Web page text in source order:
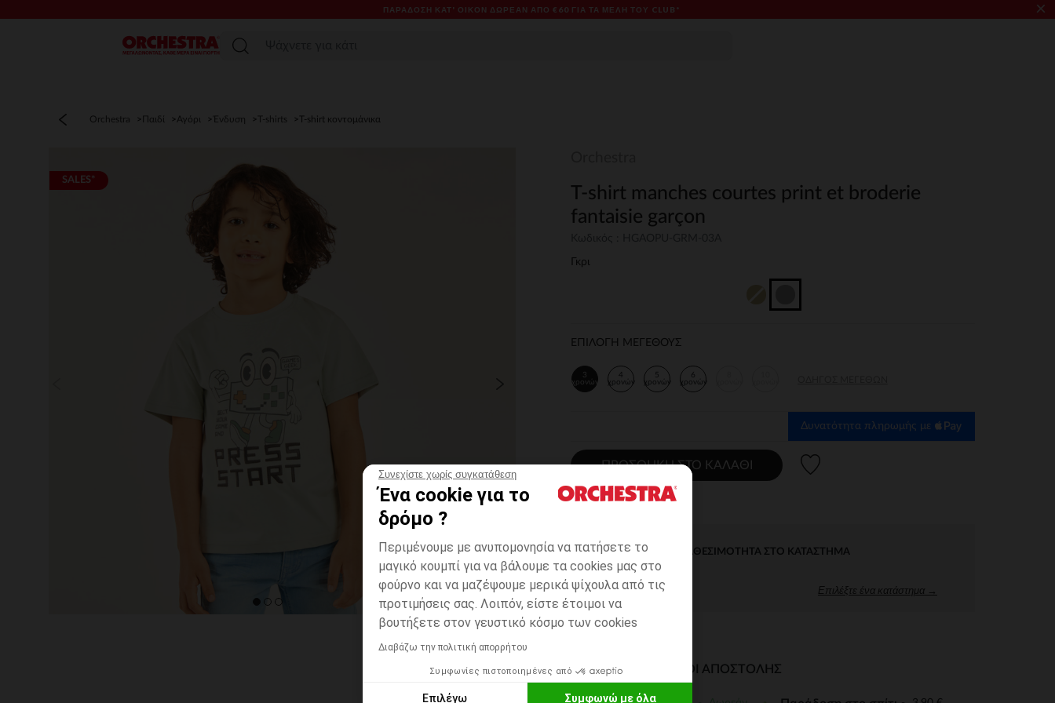
Συνεχίστε χωρίς συγκατάθεση
Ένα cookie για το
δρόμο ?
Περιμένουμε με ανυπομονησία να πατήσετε το
μαγικό κουμπί για να βάλουμε τα cookies μας στο
φούρνο και να μαζέψουμε μερικά ψίχουλα από τις
προτιμήσεις σας. Λοιπόν, είστε έτοιμοι να
βουτήξετε στον γευστικό κόσμο των cookies
Διαβάζω την πολιτική απορρήτου
Συμφωνίες πιστοποιημένες από
Επιλέγω Συμφωνώ με όλα
ΠΑΡΆΔΟΣΗ ΚΑΤ' ΟΊΚΟΝ ΔΩΡΕΑΝ ΑΠΌ €60 ΓΙΑ ΤΑ ΜΈΛΗ ΤΟΥ CLUB* ×
Μενού
Orchestra Παιδί Αγόρι Ένδυση T-shirts T-shirt κοντομάνικα
SALES*
T-shirt manches courtes print et broderie
fantaisie garçon
Γκρι
ΕΠΙΛΟΓΗ ΜΕΓΕΘΟΥΣ
3
χρονών
4
χρονών
5
χρονών
6
χρονών
Δυνατότητα πληρωμής με
ΠΡΟΣΘΉΚΗ ΣΤΟ ΚΑΛΆΘΙ
ΆΜΕΣΗ ΔΙΑΘΕΣΙΜΌΤΗΤΑ ΣΤΟ ΚΑΤΆΣΤΗΜΑ
Επιλέξτε ένα κατάστημα →
ΔΙΑΘΈΣΙΜΟΙ ΤΡΌΠΟΙ ΑΠΟΣΤΟΛΉΣ